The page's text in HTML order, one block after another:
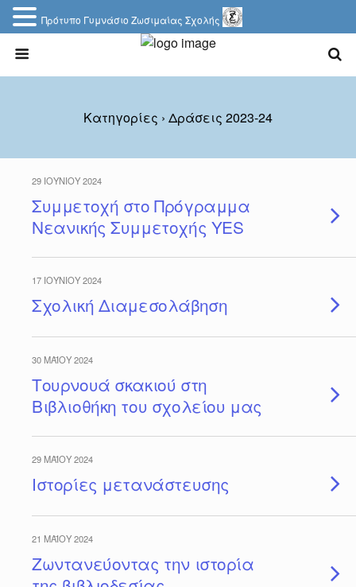
Κατηγορίες › Δράσεις 2023-24
29 ΙΟΥΝΊΟΥ 2024
Συμμετοχή στο Πρόγραμμα
Νεανικής Συμμετοχής YES
17 ΙΟΥΝΊΟΥ 2024
Σχολική Διαμεσολάβηση
30 ΜΑΪ́ΟΥ 2024
Τουρνουά σκακιού στη
Βιβλιοθήκη του σχολείου μας
29 ΜΑΪ́ΟΥ 2024
Ιστορίες μετανάστευσης
21 ΜΑΪ́ΟΥ 2024
Ζωντανεύοντας την ιστορία
Πρότυπο Γυμνάσιο Ζωσιμαίας Σχολής